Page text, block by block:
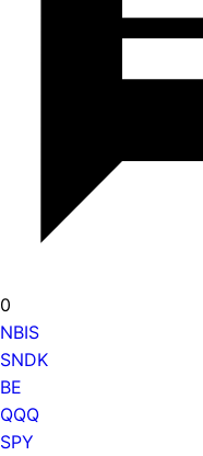
0
NBIS
SNDK
BE
QQQ
SPY